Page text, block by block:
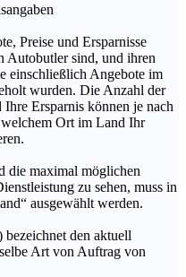
Preise und Ersparnisse
Autobutler sind, und ihren
einschließlich Angebote im
wurden. Die Anzahl der
Ersparnis können je nach
Ort im Land Ihr
die maximal möglichen
zu sehen, muss in
ausgewählt werden.
den aktuell
Art von Auftrag von